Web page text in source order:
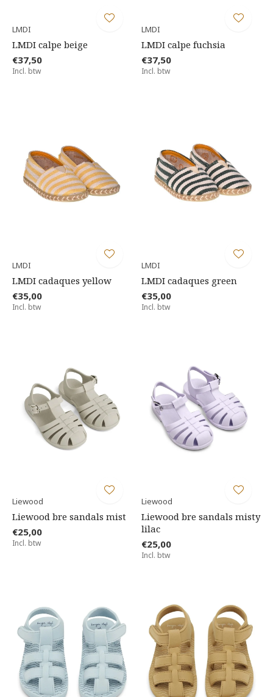
LMDI
LMDI calpe beige
€37,50
Incl. btw
LMDI
LMDI calpe fuchsia
€37,50
Incl. btw
LMDI
LMDI cadaques yellow
€35,00
Incl. btw
LMDI
LMDI cadaques green
€35,00
Incl. btw
Liewood
Liewood bre sandals mist
€25,00
Incl. btw
Liewood
Liewood bre sandals misty
lilac
€25,00
Incl. btw